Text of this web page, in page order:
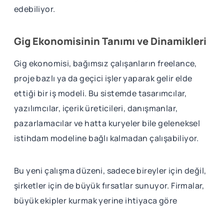
edebiliyor.
Gig Ekonomisinin Tanımı ve Dinamikleri
Gig ekonomisi, bağımsız çalışanların freelance,
proje bazlı ya da geçici işler yaparak gelir elde
ettiği bir iş modeli. Bu sistemde tasarımcılar,
yazılımcılar, içerik üreticileri, danışmanlar,
pazarlamacılar ve hatta kuryeler bile geleneksel
istihdam modeline bağlı kalmadan çalışabiliyor.
Bu yeni çalışma düzeni, sadece bireyler için değil,
şirketler için de büyük fırsatlar sunuyor. Firmalar,
büyük ekipler kurmak yerine ihtiyaca göre